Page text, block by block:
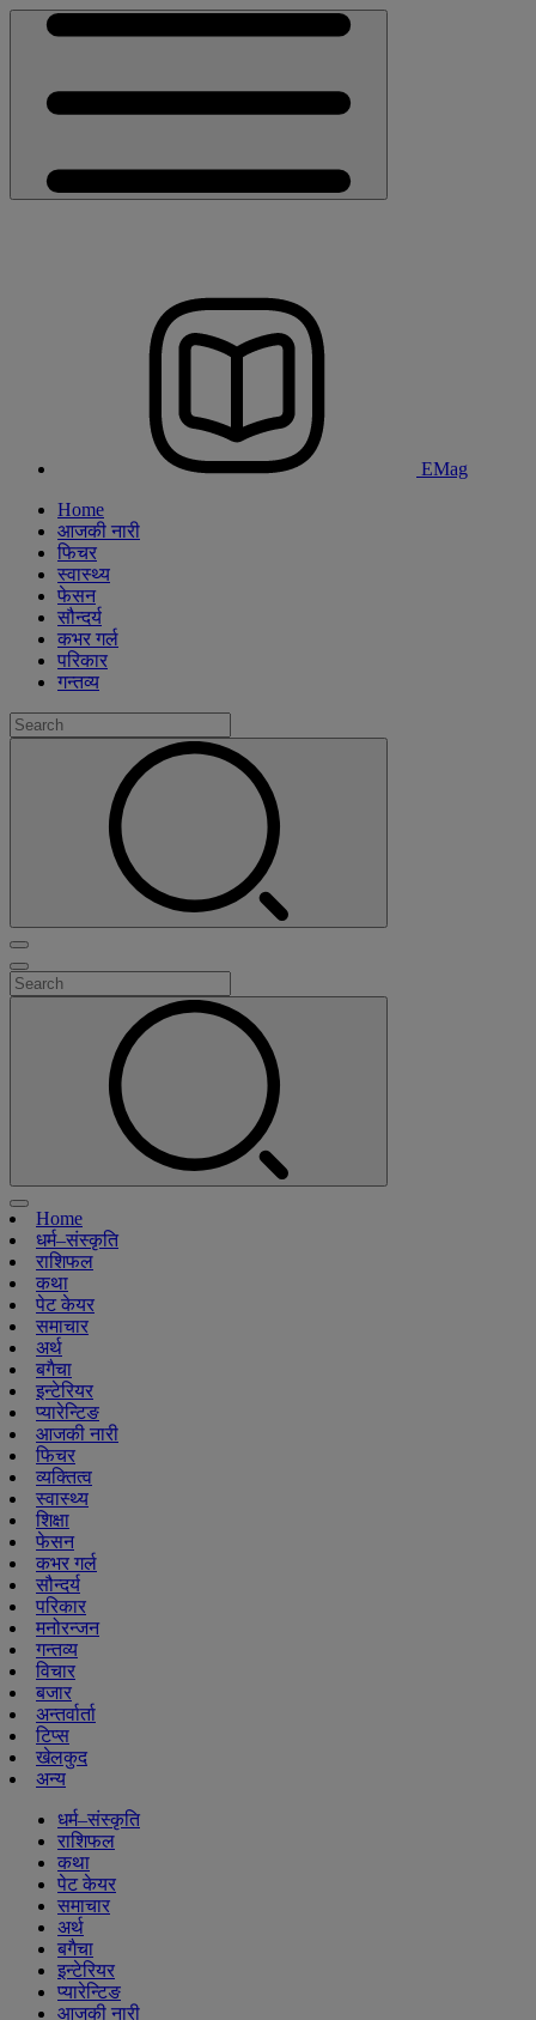
EMag
Home
आजकी नारी
फिचर
स्वास्थ्य
फेसन
सौन्दर्य
कभर गर्ल
परिकार
गन्तव्य
Home
धर्म–संस्कृति
राशिफल
कथा
पेट केयर
समाचार
अर्थ
बगैचा
इन्टेरियर
प्यारेन्टिङ
आजकी नारी
फिचर
व्यक्तित्व
स्वास्थ्य
शिक्षा
फेसन
कभर गर्ल
सौन्दर्य
परिकार
मनोरन्जन
गन्तव्य
विचार
बजार
अन्तर्वार्ता
टिप्स
खेलकुद
अन्य
धर्म–संस्कृति
राशिफल
कथा
पेट केयर
समाचार
अर्थ
बगैचा
इन्टेरियर
प्यारेन्टिङ
आजकी नारी